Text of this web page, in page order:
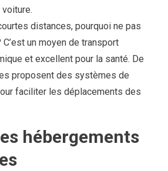
distances, pourquoi ne pas
un moyen de transport
et excellent pour la santé. De
proposent des systèmes de
faciliter les déplacements des
hébergements